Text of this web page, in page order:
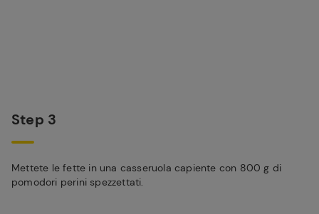
Step 3
Mettete le fette in una casseruola capiente con 800 g di
pomodori perini spezzettati.